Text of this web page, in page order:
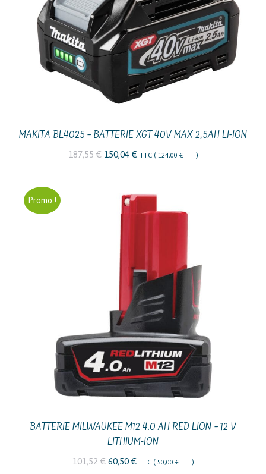
MAKITA BL4025 – BATTERIE XGT 40V MAX 2,5AH LI-ION
187,55€ Le
était :
187,55 €.
150,04 €Le
TTC ( 124,00 €HT )
Promo !
BATTERIE MILWAUKEE M12 4.0 AH RED LION – 12 V
LITHIUM-ION
101,52€ Le
60,50 €Le
TTC ( 50,00 €HT )